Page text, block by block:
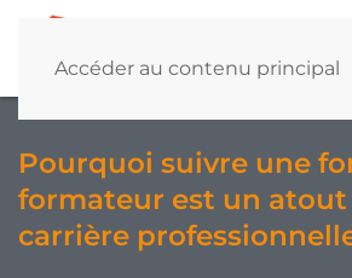
Accéder au contenu principal
Pourquoi suivre une
formateur est un
carrière